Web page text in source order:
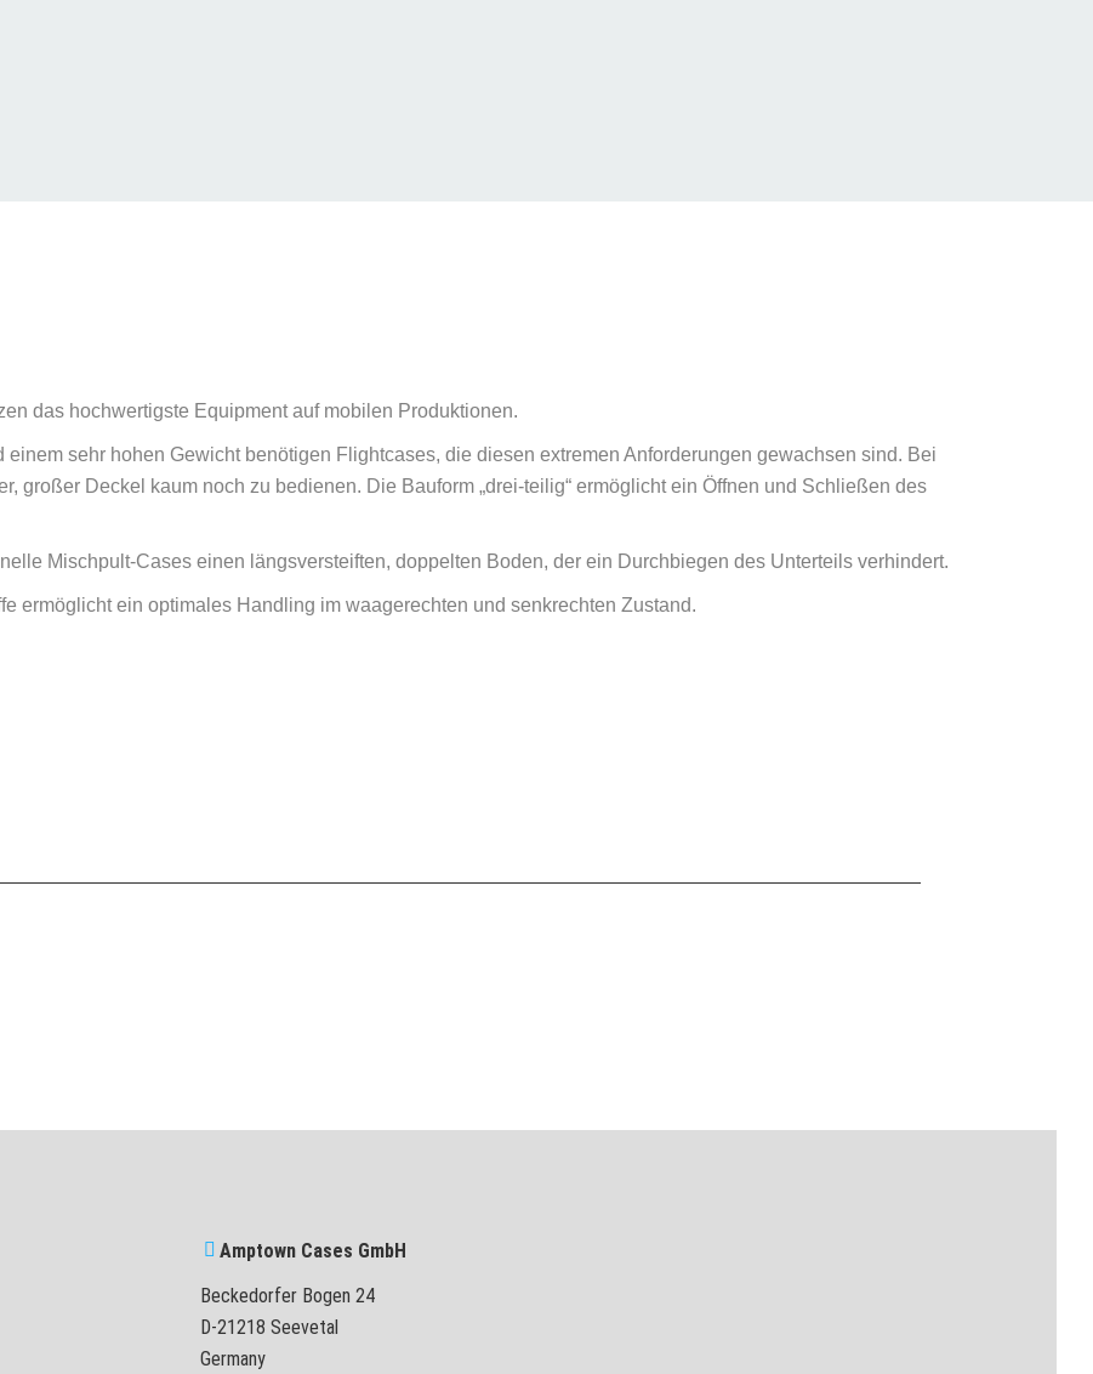
das hochwertigste Equipment auf mobilen Produktionen.
sehr hohen Gewicht benötigen Flightcases, die diesen extremen Anforderungen gewachsen sind. Bei
großer Deckel kaum noch zu bedienen. Die Bauform „drei-teilig“ ermöglicht ein Öffnen und Schließen des
Mischpult-Cases einen längsversteiften, doppelten Boden, der ein Durchbiegen des Unterteils verhindert.
ermöglicht ein optimales Handling im waagerechten und senkrechten Zustand.
Amptown Cases GmbH
Beckedorfer Bogen 24
D-21218 Seevetal
Germany